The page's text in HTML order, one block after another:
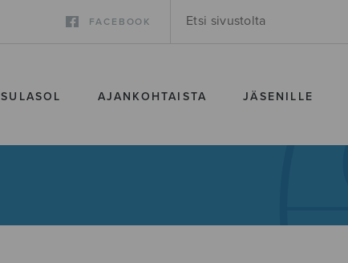
FACEBOOK
SULASOL AJANKOHTAISTA JÄSENILLE